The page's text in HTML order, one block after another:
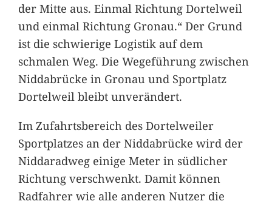
der Mitte aus. Einmal Richtung Dortelweil
und einmal Richtung Gronau.“ Der Grund
ist die schwierige Logistik auf dem
schmalen Weg. Die Wegeführung zwischen
Niddabrücke in Gronau und Sportplatz
Dortelweil bleibt unverändert.
Im Zufahrtsbereich des Dortelweiler
Sportplatzes an der Niddabrücke wird der
Niddaradweg einige Meter in südlicher
Richtung verschwenkt. Damit können
Radfahrer wie alle anderen Nutzer die